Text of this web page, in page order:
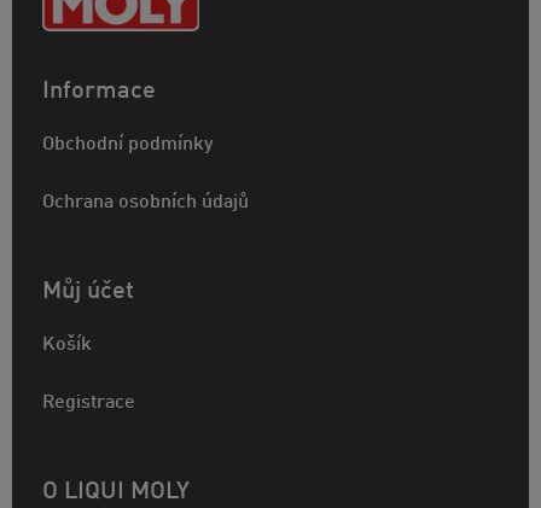
Informace
Obchodní podmínky
Ochrana osobních údajů
Můj účet
Košík
Registrace
O LIQUI MOLY